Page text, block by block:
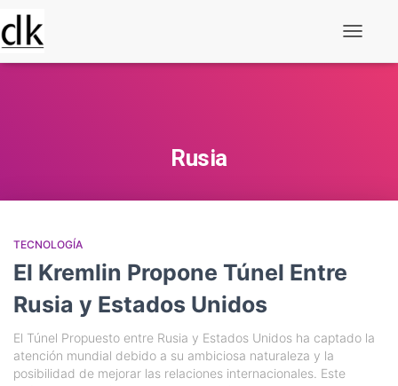
Rusia
TECNOLOGÍA
El Kremlin Propone Túnel Entre
Rusia y Estados Unidos
El Túnel Propuesto entre Rusia y Estados Unidos ha captado la
atención mundial debido a su ambiciosa naturaleza y la
posibilidad de mejorar las relaciones internacionales. Este